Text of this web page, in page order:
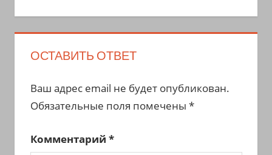
ОСТАВИТЬ ОТВЕТ
Ваш адрес email не будет опубликован.
Обязательные поля помечены *
Комментарий *